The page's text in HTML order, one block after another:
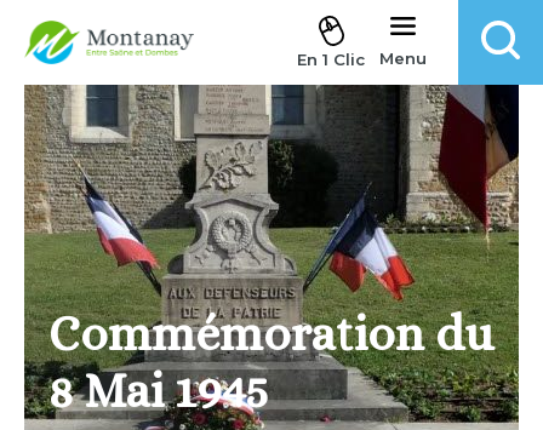
Aller au contenu
En 1 Clic Menu
Commémoration du
8 Mai 1945